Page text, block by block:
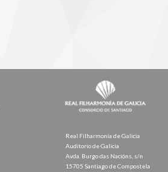
Real Filharmonía de Galicia
Auditorio de Galicia
Avda. Burgo das Nacións, s/n
15705 Santiago de Compostela